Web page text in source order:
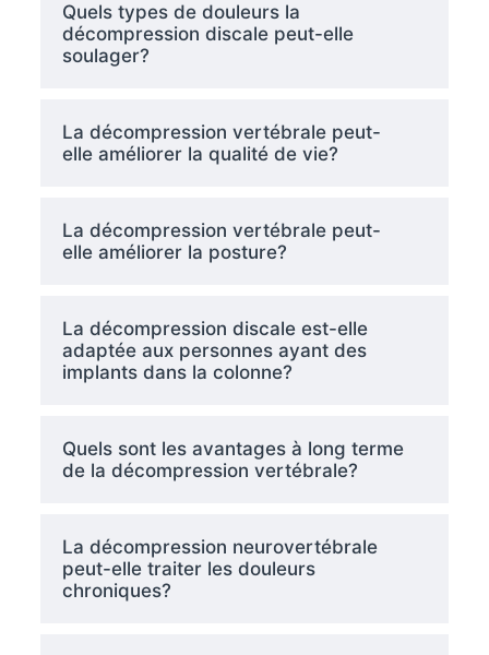
Quels types de douleurs la
décompression discale peut-elle
soulager?
La décompression vertébrale peut-
elle améliorer la qualité de vie?
La décompression vertébrale peut-
elle améliorer la posture?
La décompression discale est-elle
adaptée aux personnes ayant des
implants dans la colonne?
Quels sont les avantages à long terme
de la décompression vertébrale?
La décompression neurovertébrale
peut-elle traiter les douleurs
chroniques?